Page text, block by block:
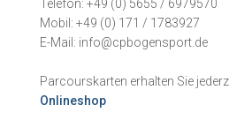
Telefon: +49 (0) 5655 / 6979570
Mobil: +49 (0) 171 / 1783927
E-Mail: info@cpbogensport.de
Parcourskarten erhalten Sie
Onlineshop